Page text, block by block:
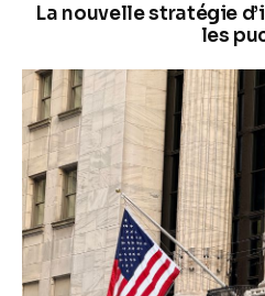
La nouvelle stratégie
les